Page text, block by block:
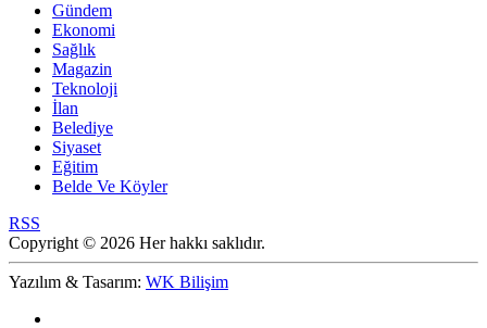
Gündem
Ekonomi
Sağlık
Magazin
Teknoloji
İlan
Belediye
Siyaset
Eğitim
Belde Ve Köyler
RSS
Copyright © 2026 Her hakkı saklıdır.
Yazılım & Tasarım: WK Bilişim